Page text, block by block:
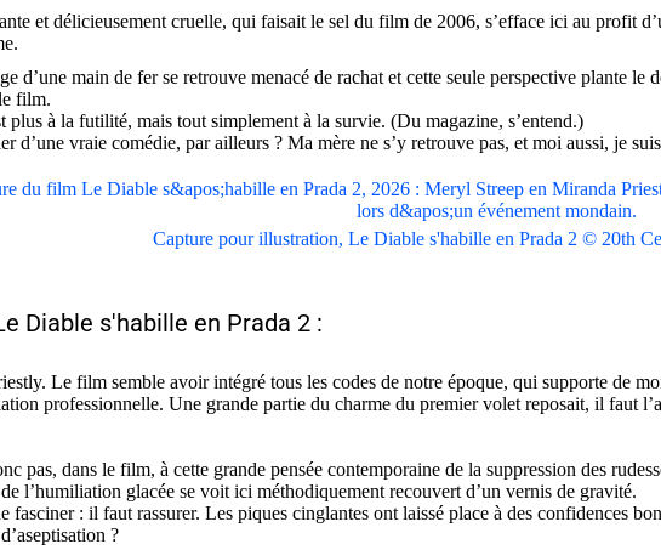
et délicieusement cruelle, qui faisait le sel du film de 2006, s’efface ici au profit
d’une main de fer se retrouve menacé de rachat et cette seule perspective plante le
film.
plus à la futilité, mais tout simplement à la survie. (Du magazine, s’entend.)
d’une vraie comédie, par ailleurs ? Ma mère ne s’y retrouve pas, et moi aussi, je
Capture pour illustration, Le Diable s'habille en Prada 2 © 20th
Diable s'habille en Prada 2 :
Le film semble avoir intégré tous les codes de notre époque, qui supporte de
professionnelle. Une grande partie du charme du premier volet reposait, il faut
pas, dans le film, à cette grande pensée contemporaine de la suppression des
de l’humiliation glacée se voit ici méthodiquement recouvert d’un vernis de gravité.
fasciner : il faut rassurer. Les piques cinglantes ont laissé place à des confidences
?